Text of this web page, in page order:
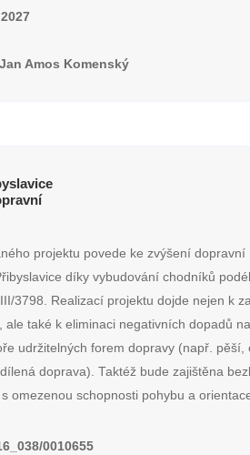
Amos Komenský
projektu povede ke zvýšení dopravní
díky vybudování chodníků podél
3798. Realizací projektu dojde nejen k
ale také k eliminaci negativních dopadů
udržitelných forem dopravy (např. pěší,
doprava). Taktéž bude zajištěna
omezenou schopnosti pohybu a
0010655